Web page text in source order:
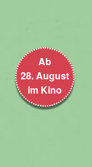
Ab
28. August
im Kino